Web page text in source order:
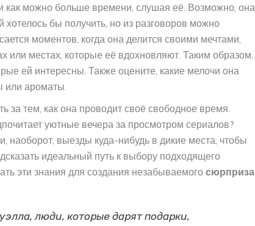
как можно больше времени, слушая её. Возможно, она
хотелось бы получить, но из разговоров можно
моментов, когда она делится своими мечтами,
или местах, которые её вдохновляют. Таким образом,
ей интересны. Также оцените, какие мелочи она
или ароматы.
за тем, как она проводит своё свободное время.
уютные вечера за просмотром сериалов?
наоборот, выезды куда-нибудь в дикие места, чтобы
идеальный путь к выбору подходящего
эти знания для создания незабываемого сюрприза
люди, которые дарят подарки,